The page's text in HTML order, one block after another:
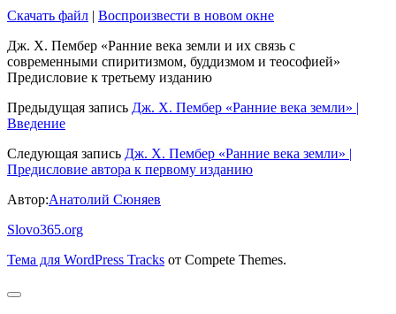
Скачать файл | Воспроизвести в новом окне
Дж. Х. Пембер «Ранние века земли и их связь с
современными спиритизмом, буддизмом и теософией»
Предисловие к третьему изданию
Предыдущая запись Дж. Х. Пембер «Ранние века земли» |
Введение
Следующая запись Дж. Х. Пембер «Ранние века земли» |
Предисловие автора к первому изданию
Автор:Анатолий Сюняев
Slovo365.org
Тема для WordPress Tracks от Compete Themes.